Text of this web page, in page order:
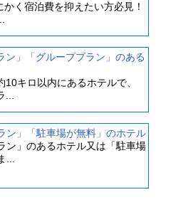
く宿泊費を抑えたい方必見！
」「グループプラン」のある
キロ以内にあるホテルで、
ン」「駐車場が無料」のホテル
ン」のあるホテル又は「駐車場